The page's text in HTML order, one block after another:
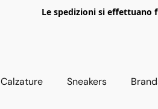
Le spedizioni si effettuano
Calzature Sneakers